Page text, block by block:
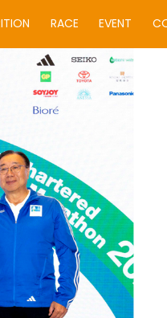
RACE EVENT